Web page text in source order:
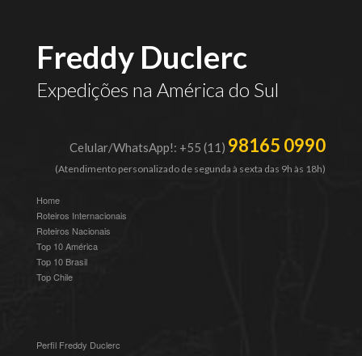
Freddy Duclerc
Expedições na América do Sul
Celular/WhatsApp!: +55 (11) 98165 0990
(Atendimento personalizado de segunda à sexta das 9h às 18h)
Home
Roteiros Internacionais
Roteiros Nacionais
Top 10 América
Top 10 Brasil
Top Chile
Perfil Freddy Duclerc